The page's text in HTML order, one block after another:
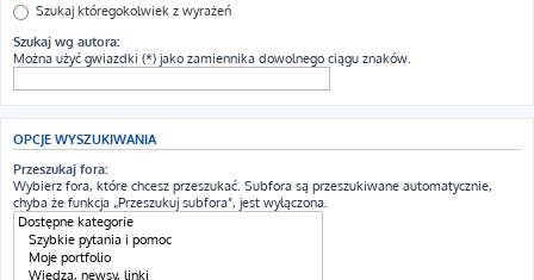
Szukaj któregokolwiek z wyrażeń
Szukaj wg autora:
Można użyć gwiazdki (*) jako zamiennika dowolnego ciągu znaków.
OPCJE WYSZUKIWANIA
Przeszukaj fora:
Wybierz fora, które chcesz przeszukać. Subfora są przeszukiwane automatycznie,
chyba że funkcja „Przeszukuj subfora”, jest wyłączona.